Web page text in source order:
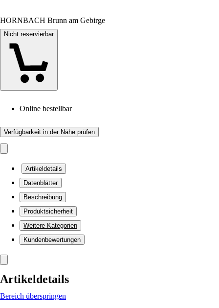
HORNBACH Brunn am Gebirge
Nicht reservierbar
Online bestellbar
Verfügbarkeit in der Nähe prüfen
Artikeldetails
Datenblätter
Beschreibung
Produktsicherheit
Weitere Kategorien
Kundenbewertungen
Artikeldetails
Bereich überspringen